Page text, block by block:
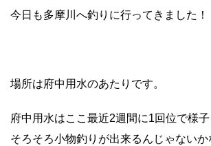
今日も多摩川へ釣りに行ってきました！
場所は府中用水のあたりです。
府中用水はここ最近2週間に1回位で様子
そろそろ小物釣りが出来るんじゃない